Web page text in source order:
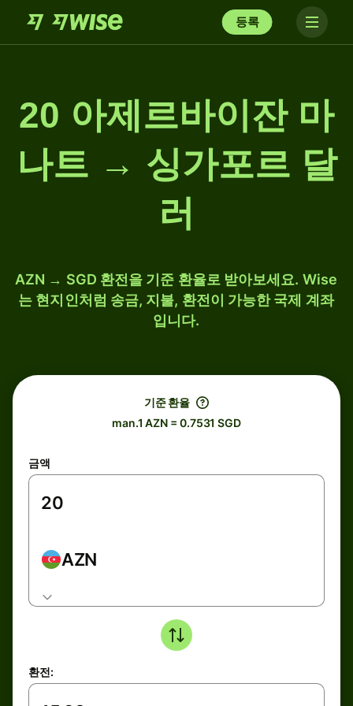
등록
20 아제르바이잔 마
나트 → 싱가포르 달
러
AZN → SGD 환전을 기준 환율로 받아보세요. Wise
는 현지인처럼 송금, 지불, 환전이 가능한 국제 계좌
입니다.
기준 환율
man.1 AZN = 0.7531 SGD
금액
AZN
환전: